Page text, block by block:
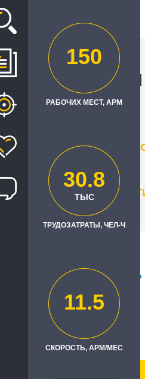
Проект
АВТОМАТИЗАЦИЯ
150
РАБОЧИХ МЕСТ, АРМ
30.8
ТЫС
ТРУДОЗАТРАТЫ, ЧЕЛ-Ч
11.5
СКОРОСТЬ, АРМ/МЕС
ООО "Май-Брендс"
Исполнитель
"Кодерлайн"